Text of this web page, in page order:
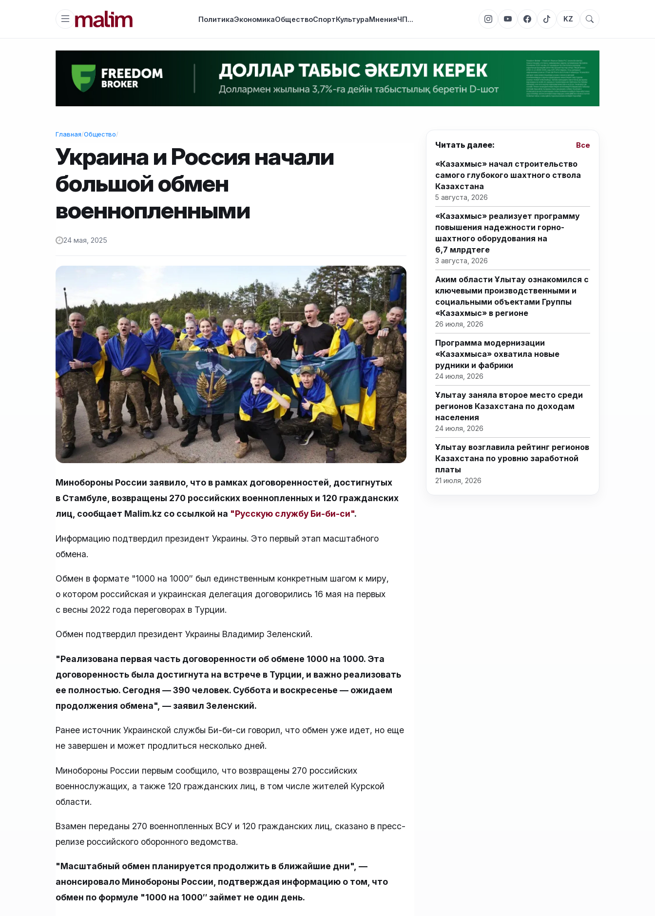
ПолитикаЭкономикаОбществоСпортКультураМненияЧП... KZ
Главная/Общество/
Украина и Россия начали
большой обмен
военнопленными
24 мая, 2025
Минобороны России заявило, что в рамках договоренностей, достигнутых
в Стамбуле, возвращены 270 российских военнопленных и 120 гражданских
лиц, сообщает Malim.kz со ссылкой на "Русскую службу Би-би-си".
Информацию подтвердил президент Украины. Это первый этап масштабного
обмена.
Обмен в формате "1000 на 1000″ был единственным конкретным шагом к миру,
о котором российская и украинская делегация договорились 16 мая на первых
с весны 2022 года переговорах в Турции.
Обмен подтвердил президент Украины Владимир Зеленский.
"Реализована первая часть договоренности об обмене 1000 на 1000. Эта
договоренность была достигнута на встрече в Турции, и важно реализовать
ее полностью. Сегодня — 390 человек. Суббота и воскресенье — ожидаем
продолжения обмена", — заявил Зеленский.
Ранее источник Украинской службы Би-би-си говорил, что обмен уже идет, но еще
не завершен и может продлиться несколько дней.
Минобороны России первым сообщило, что возвращены 270 российских
военнослужащих, а также 120 гражданских лиц, в том числе жителей Курской
области.
Взамен переданы 270 военнопленных ВСУ и 120 гражданских лиц, сказано в пресс-
релизе российского оборонного ведомства.
"Масштабный обмен планируется продолжить в ближайшие дни", —
анонсировало Минобороны России, подтверждая информацию о том, что
обмен по формуле "1000 на 1000″ займет не один день.
Читать далее: Все
«Казахмыс» начал строительство
самого глубокого шахтного ствола
Казахстана
5 августа, 2026
«Казахмыс» реализует программу
повышения надежности горно-
шахтного оборудования на
6,7 млрдтеңге
3 августа, 2026
Аким области Ұлытау ознакомился с
ключевыми производственными и
социальными объектами Группы
«Казахмыс» в регионе
26 июля, 2026
Программа модернизации
«Казахмыса» охватила новые
рудники и фабрики
24 июля, 2026
Ұлытау заняла второе место среди
регионов Казахстана по доходам
населения
24 июля, 2026
Ұлытау возглавила рейтинг регионов
Казахстана по уровню заработной
платы
21 июля, 2026